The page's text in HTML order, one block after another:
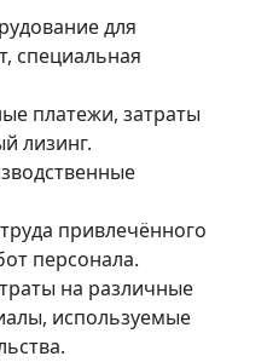
для
специальная
платежи, затраты
лизинг.
привлечённого
персонала.
на различные
используемые